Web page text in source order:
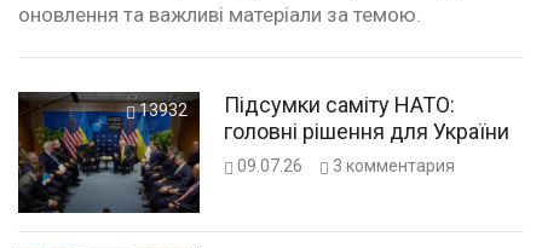
оновлення та важливі матеріали за темою.
13932
Підсумки саміту НАТО:
головні рішення для України
09.07.26 3 комментария